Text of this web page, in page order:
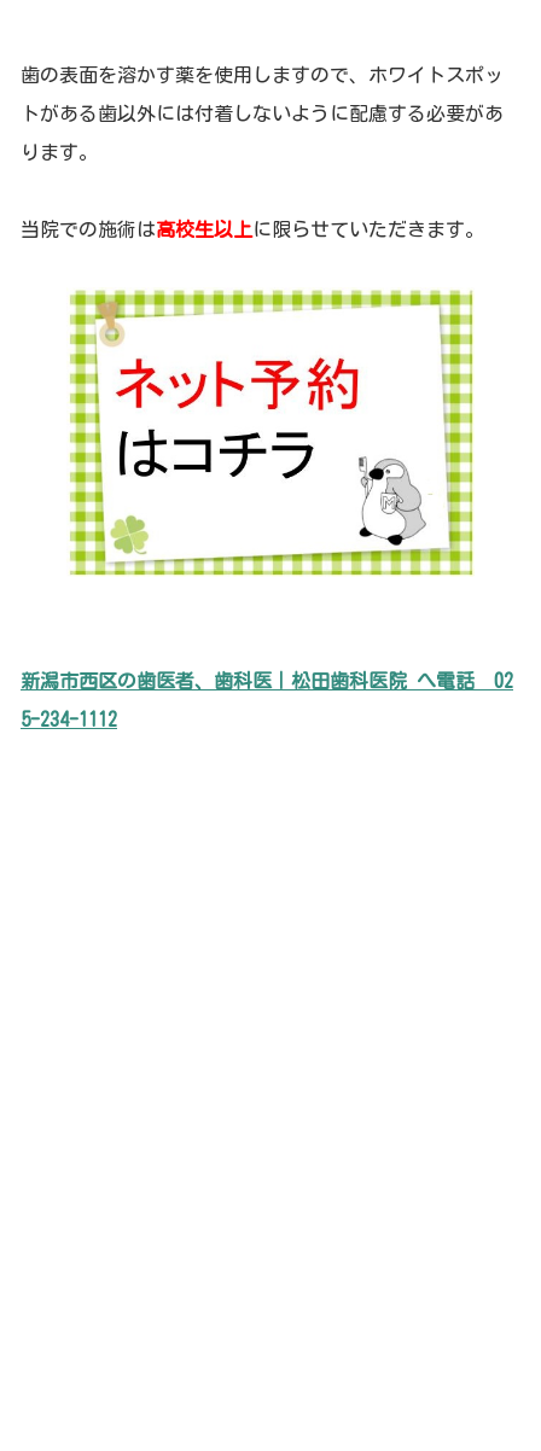
歯の表面を溶かす薬を使用しますので、ホワイトスポッ
トがある歯以外には付着しないように配慮する必要があ
ります。
当院での施術は高校生以上に限らせていただきます。
新潟市西区の歯医者、歯科医｜松田歯科医院 へ電話 02
5-234-1112